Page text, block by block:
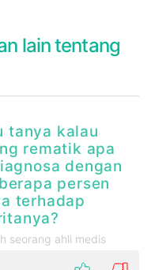
lain tentang
tanya kalau
rematik apa
dengan
persen
terhadap
seorang ahli medis